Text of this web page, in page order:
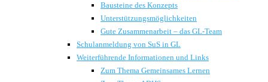
Bausteine des Konzepts
Unterstützungsmöglichkeiten
Gute Zusammenarbeit – das GL-Team
Schulanmeldung von SuS in GL
Weiterführende Informationen und Links
Zum Thema Gemeinsames Lernen